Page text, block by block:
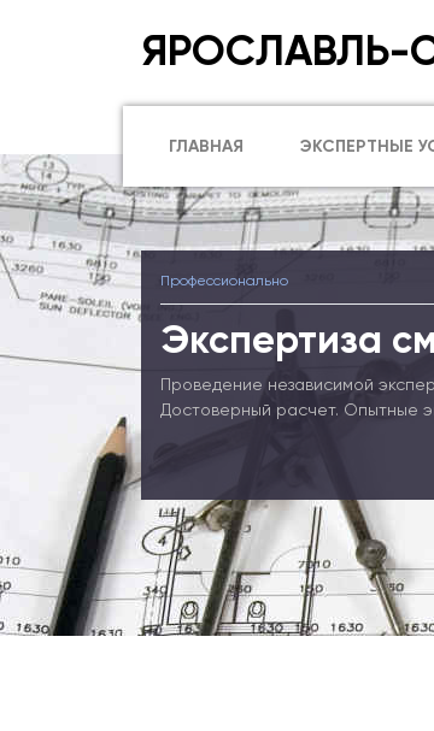
ЯРОСЛАВЛЬ-
ГЛАВНАЯ ЭКСПЕРТНЫЕ
Профессионально
Экспертиза
Проведение независимой
Достоверный расчет. Опытные